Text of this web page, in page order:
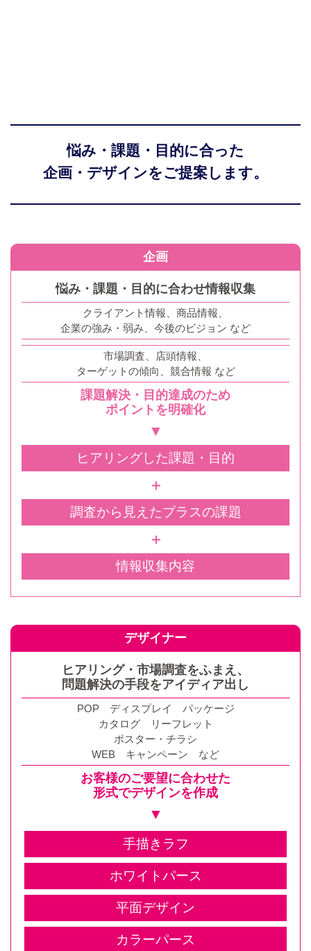
悩み・課題・目的に合った
企画・デザインをご提案します。
企画
悩み・課題・目的に合わせ情報収集
クライアント情報、商品情報、
企業の強み・弱み、今後のビジョン など
市場調査、店頭情報、
ターゲットの傾向、競合情報 など
課題解決・目的達成のため
ポイントを明確化
▼
ヒアリングした課題・目的
＋
調査から見えたプラスの課題
＋
情報収集内容
デザイナー
ヒアリング・市場調査をふまえ、
問題解決の手段をアイディア出し
POP ディスプレイ パッケージ
カタログ リーフレット
ポスター・チラシ
WEB キャンペーン など
お客様のご要望に合わせた
形式でデザインを作成
▼
手描きラフ
ホワイトパース
平面デザイン
カラーパース